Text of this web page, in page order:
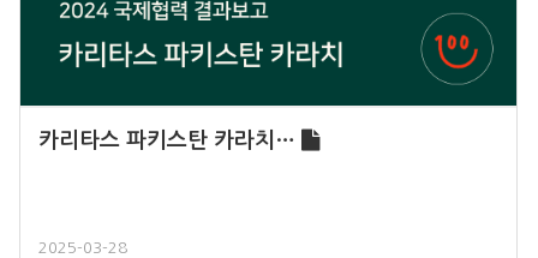
카리타스 파키스탄 카라치…
2025-03-28